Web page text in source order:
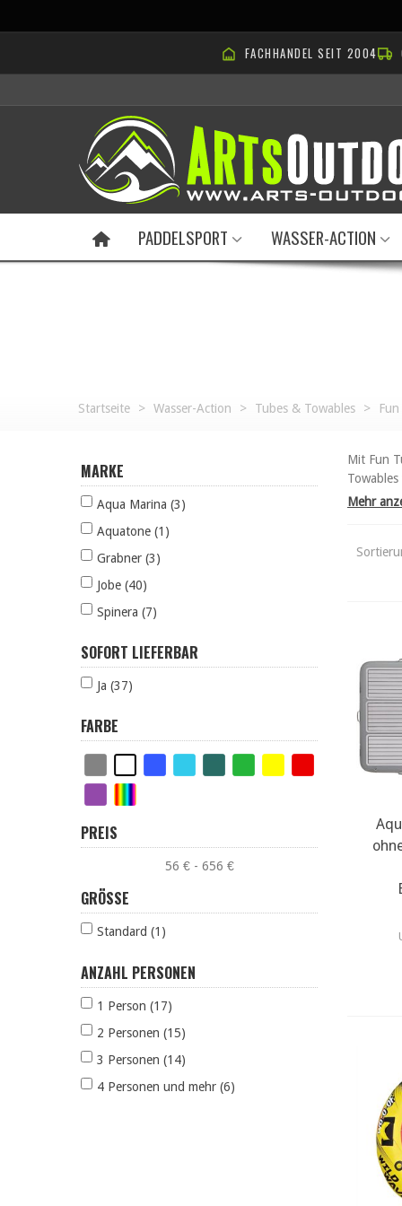
FACHHANDEL SEIT 2004
PADDELSPORT WASSER-ACTION
Startseite > Wasser-Action > Tubes & Towables >
MARKE
Aqua Marina (3)
Aquatone (1)
Grabner (3)
Jobe (40)
Spinera (7)
SOFORT LIEFERBAR
Ja (37)
FARBE
PREIS
56 € - 656 €
GRÖSSE
Standard (1)
ANZAHL PERSONEN
1 Person (17)
2 Personen (15)
3 Personen (14)
4 Personen und mehr (6)
Mit Fun
Mehr